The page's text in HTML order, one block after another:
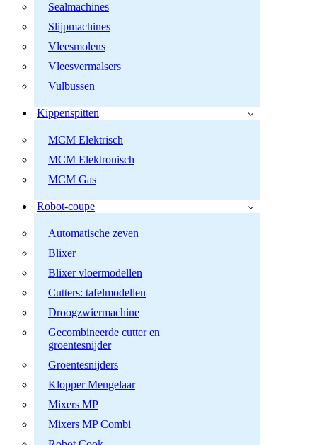
Sealmachines
Slijpmachines
Vleesmolens
Vleesvermalsers
Vulbussen
Kippenspitten
MCM Elektrisch
MCM Elektronisch
MCM Gas
Robot-coupe
Automatische zeven
Blixer
Blixer vloermodellen
Cutters: tafelmodellen
Droogzwiermachine
Gecombineerde cutter en
groentesnijder
Groentesnijders
Klopper Mengelaar
Mixers MP
Mixers MP Combi